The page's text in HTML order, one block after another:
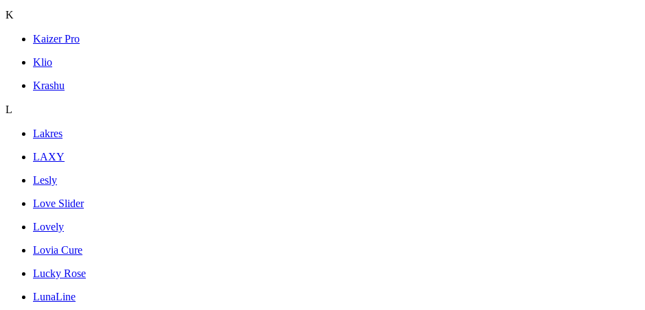
K
Kaizer Pro
Klio
Krashu
L
Lakres
LAXY
Lesly
Love Slider
Lovely
Lovia Cure
Lucky Rose
LunaLine